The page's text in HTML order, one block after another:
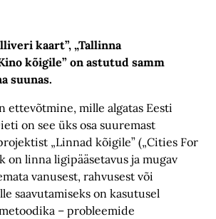
kaart”, „Tallinna
kõigile” on astutud samm
suunas.
ettevõtmine, mille algatas Eesti
on see üks osa suuremast
„Linnad kõigile” („Cities For
on linna ligipääsetavus ja mugav
vanusest, rahvusest või
saavutamiseks on kasutusel
– probleemide